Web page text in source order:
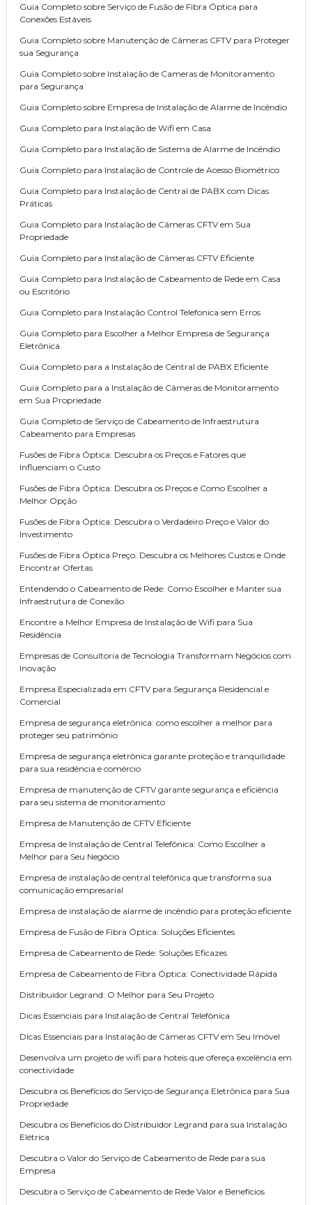
Guia Completo sobre Serviço de Fusão de Fibra Óptica para
Conexões Estáveis
Guia Completo sobre Manutenção de Câmeras CFTV para Proteger
sua Segurança
Guia Completo sobre Instalação de Cameras de Monitoramento
para Segurança
Guia Completo sobre Empresa de Instalação de Alarme de Incêndio
Guia Completo para Instalação de Wifi em Casa
Guia Completo para Instalação de Sistema de Alarme de Incêndio
Guia Completo para Instalação de Controle de Acesso Biométrico
Guia Completo para Instalação de Central de PABX com Dicas
Práticas
Guia Completo para Instalação de Câmeras CFTV em Sua
Propriedade
Guia Completo para Instalação de Câmeras CFTV Eficiente
Guia Completo para Instalação de Cabeamento de Rede em Casa
ou Escritório
Guia Completo para Instalação Control Telefonica sem Erros
Guia Completo para Escolher a Melhor Empresa de Segurança
Eletrônica
Guia Completo para a Instalação de Central de PABX Eficiente
Guia Completo para a Instalação de Câmeras de Monitoramento
em Sua Propriedade
Guia Completo de Serviço de Cabeamento de Infraestrutura
Cabeamento para Empresas
Fusões de Fibra Óptica: Descubra os Preços e Fatores que
Influenciam o Custo
Fusões de Fibra Óptica: Descubra os Preços e Como Escolher a
Melhor Opção
Fusões de Fibra Óptica: Descubra o Verdadeiro Preço e Valor do
Investimento
Fusões de Fibra Óptica Preço: Descubra os Melhores Custos e Onde
Encontrar Ofertas
Entendendo o Cabeamento de Rede: Como Escolher e Manter sua
Infraestrutura de Conexão
Encontre a Melhor Empresa de Instalação de Wifi para Sua
Residência
Empresas de Consultoria de Tecnologia Transformam Negócios com
Inovação
Empresa Especializada em CFTV para Segurança Residencial e
Comercial
Empresa de segurança eletrônica: como escolher a melhor para
proteger seu patrimônio
Empresa de segurança eletrônica garante proteção e tranquilidade
para sua residência e comércio
Empresa de manutenção de CFTV garante segurança e eficiência
para seu sistema de monitoramento
Empresa de Manutenção de CFTV Eficiente
Empresa de Instalação de Central Telefônica: Como Escolher a
Melhor para Seu Negócio
Empresa de instalação de central telefônica que transforma sua
comunicação empresarial
Empresa de instalação de alarme de incêndio para proteção eficiente
Empresa de Fusão de Fibra Óptica: Soluções Eficientes
Empresa de Cabeamento de Rede: Soluções Eficazes
Empresa de Cabeamento de Fibra Óptica: Conectividade Rápida
Distribuidor Legrand: O Melhor para Seu Projeto
Dicas Essenciais para Instalação de Central Telefônica
Dicas Essenciais para Instalação de Câmeras CFTV em Seu Imóvel
Desenvolva um projeto de wifi para hoteis que ofereça excelência em
conectividade
Descubra os Benefícios do Serviço de Segurança Eletrônica para Sua
Propriedade
Descubra os Benefícios do Distribuidor Legrand para sua Instalação
Elétrica
Descubra o Valor do Serviço de Cabeamento de Rede para sua
Empresa
Descubra o Serviço de Cabeamento de Rede Valor e Benefícios